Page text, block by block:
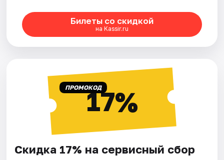
Билеты со скидкой
на Kassir.ru
ПРОМОКОД17%
Скидка 17% на сервисный сбор